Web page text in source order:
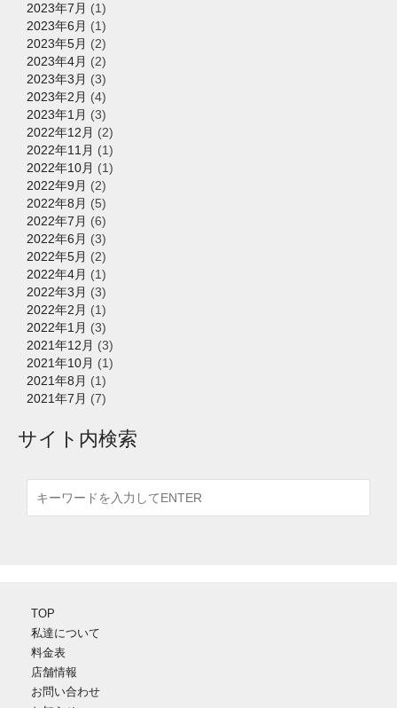
2023年7月 (1)
2023年6月 (1)
2023年5月 (2)
2023年4月 (2)
2023年3月 (3)
2023年2月 (4)
2023年1月 (3)
2022年12月 (2)
2022年11月 (1)
2022年10月 (1)
2022年9月 (2)
2022年8月 (5)
2022年7月 (6)
2022年6月 (3)
2022年5月 (2)
2022年4月 (1)
2022年3月 (3)
2022年2月 (1)
2022年1月 (3)
2021年12月 (3)
2021年10月 (1)
2021年8月 (1)
2021年7月 (7)
サイト内検索
TOP
私達について
料金表
店舗情報
お問い合わせ